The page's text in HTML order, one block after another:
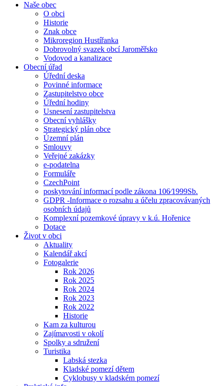
Naše obec
O obci
Historie
Znak obce
Mikroregion Hustířanka
Dobrovolný svazek obcí Jaroměřsko
Vodovod a kanalizace
Obecní úřad
Úřední deska
Povinné informace
Zastupitelstvo obce
Úřední hodiny
Usnesení zastupitelstva
Obecní vyhlášky
Strategický plán obce
Územní plán
Smlouvy
Veřejné zakázky
e-podatelna
Formuláře
CzechPoint
poskytování informací podle zákona 106⁄1999Sb.
GDPR -Informace o rozsahu a účelu zpracovávaných
osobních údajů
Komplexní pozemkové úpravy v k.ú. Hořenice
Dotace
Život v obci
Aktuality
Kalendář akcí
Fotogalerie
Rok 2026
Rok 2025
Rok 2024
Rok 2023
Rok 2022
Historie
Kam za kulturou
Zajímavosti v okolí
Spolky a sdružení
Turistika
Labská stezka
Kladské pomezí dětem
Cyklobusy v kladském pomezí